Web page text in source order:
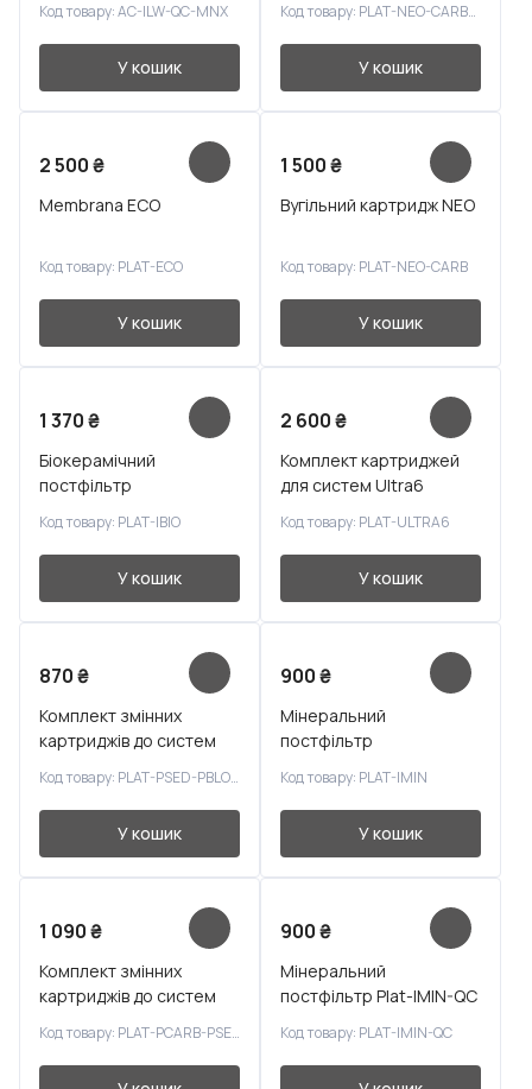
Код товару: AC-ILW-QC-MNX
У кошик
Код товару: PLAT-NEO-CARB-MIN
У кошик
2 500₴
Membrana ECO
Код товару: PLAT-ECO
У кошик
1 500₴
Вугільний картридж NEO
Код товару: PLAT-NEO-CARB
У кошик
1 370₴
Біокерамічний
постфільтр
Код товару: PLAT-IBIO
У кошик
2 600₴
Комплект картриджей
для систем Ultra6
Код товару: PLAT-ULTRA6
У кошик
870₴
Комплект змінних
картриджів до систем
Код товару: PLAT-PSED-PBLOCK
У кошик
900₴
Мінеральний
постфільтр
Код товару: PLAT-IMIN
У кошик
1 090₴
Комплект змінних
картриджів до систем
(посилене очищення)
Код товару: PLAT-PСARB-PSED-PBLOCK
900₴
Мінеральний
постфільтр Plat-IMIN-QC
Код товару: PLAT-IMIN-QC